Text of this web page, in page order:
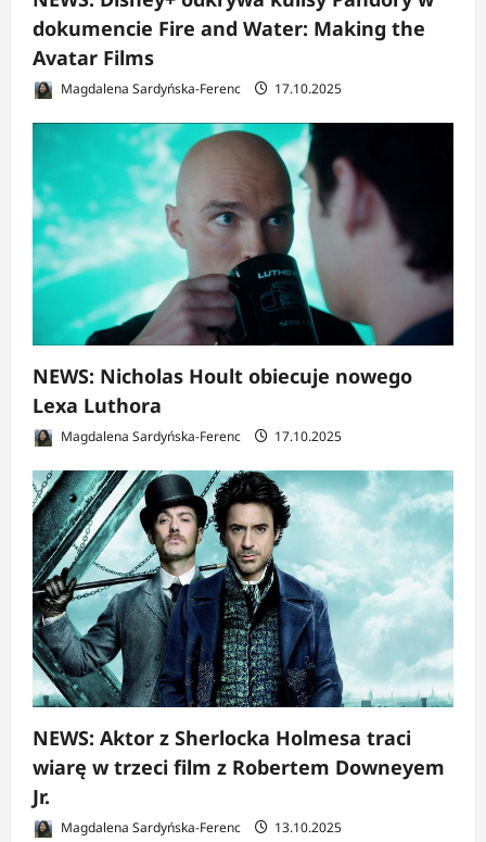
dokumencie Fire and Water: Making the
Avatar Films
Magdalena Sardyńska-Ferenc 17.10.2025
NEWS: Nicholas Hoult obiecuje nowego
Lexa Luthora
Magdalena Sardyńska-Ferenc 17.10.2025
NEWS: Aktor z Sherlocka Holmesa traci
wiarę w trzeci film z Robertem Downeyem
Jr.
Magdalena Sardyńska-Ferenc 13.10.2025